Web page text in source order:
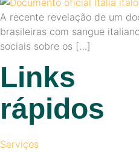
A recente revelação de um
brasileiras com sangue
sociais sobre os […]
Links
rápidos
Serviços